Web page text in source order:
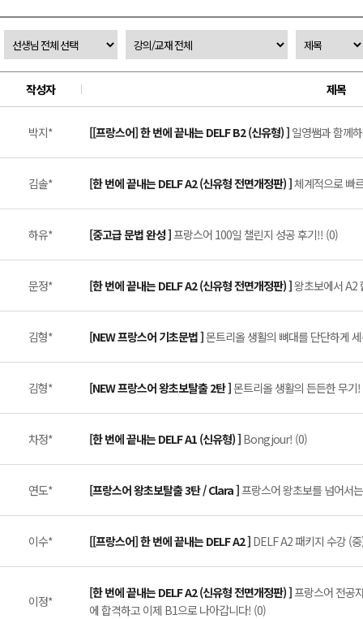
작성자 제목
박지* [[프랑스어] 한 번에 끝내는 DELF B2 (신유형) ] 일영쌤과 함께
김솔* [한 번에 끝내는 DELF A2 (신유형 전면개정판) ]체계적으로 빠
하유* [중고급 문법 완성 ]프랑스어 100일 챌린지 성공 후기!! (0)
문정* [한 번에 끝내는 DELF A2 (신유형 전면개정판) ]왕초보에서 A2
김형* [NEW 프랑스어 기초문법 ]몬트리올 생활의 뼈대를 단단하게
김형* [NEW 프랑스어 왕초보탈출 2탄 ]몬트리올 생활의 든든한 무
차정* [한 번에 끝내는 DELF A1 (신유형) ] Bongjour! (0)
연도* [프랑스어 왕초보탈출 3탄 / Clara ]프랑스어 왕초보를 넘어서
이수* [[프랑스어] 한 번에 끝내는 DELF A2 ] DELF A2 패키지 수강 (
이정*
[한 번에 끝내는 DELF A2 (신유형 전면개정판) ]프랑스어 전공
에 합격하고 이제 B1으로 나아갑니다! (0)